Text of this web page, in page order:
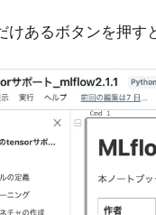
けあるボタンを押